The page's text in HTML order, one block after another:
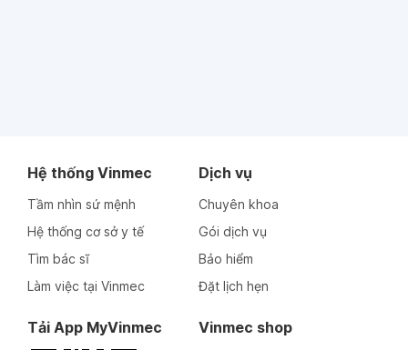
Hệ thống Vinmec
Tầm nhìn sứ mệnh
Hệ thống cơ sở y tế
Tìm bác sĩ
Làm việc tại Vinmec
Dịch vụ
Chuyên khoa
Gói dịch vụ
Bảo hiểm
Đặt lịch hẹn
Tải App MyVinmec Vinmec shop